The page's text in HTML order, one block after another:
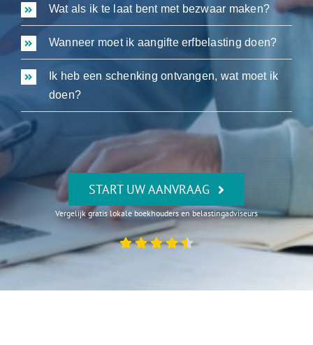
Wat als ik te laat bent met bezwaar maken?
Wanneer moet ik aangifte erfbelasting doen?
Ik heb een schenking ontvangen, wat moet ik
doen?
START UW AANVRAAG
Vergelijk gratis lokale boekhouders en belastingadviseurs